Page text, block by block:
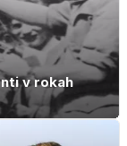
v rokah